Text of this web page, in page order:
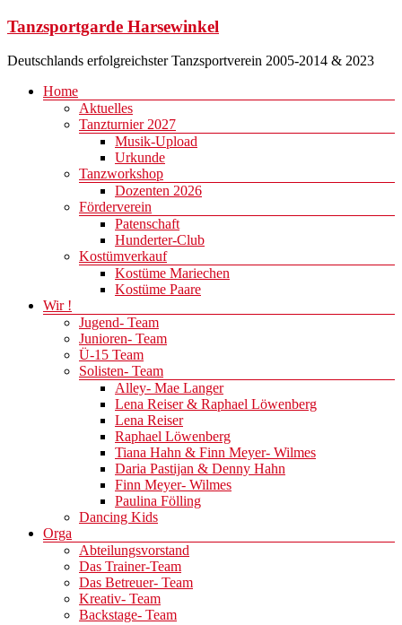
Zum
springen
Tanzsportgarde Harsewinkel
Deutschlands erfolgreichster Tanzsportverein 2005-2014 & 2023
Menü
Home
Aktuelles
Tanzturnier 2027
Musik-Upload
Urkunde
Tanzworkshop
Dozenten 2026
Förderverein
Patenschaft
Hunderter-Club
Kostümverkauf
Kostüme Mariechen
Kostüme Paare
Wir !
Jugend- Team
Junioren- Team
Ü-15 Team
Solisten- Team
Alley- Mae Langer
Lena Reiser & Raphael Löwenberg
Lena Reiser
Raphael Löwenberg
Tiana Hahn & Finn Meyer- Wilmes
Daria Pastijan & Denny Hahn
Finn Meyer- Wilmes
Paulina Fölling
Dancing Kids
Orga
Abteilungsvorstand
Das Trainer-Team
Das Betreuer- Team
Kreativ- Team
Backstage- Team